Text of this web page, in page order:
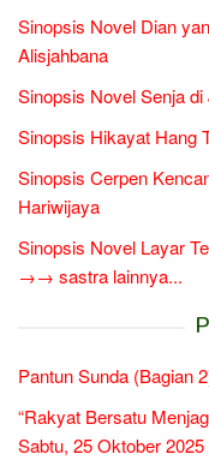
Sinopsis Novel Dian
Alisjahbana
Sinopsis Novel Senja
Sinopsis Hikayat Hang
Sinopsis Cerpen
Hariwijaya
Sinopsis Novel Layar
→→ sastra lainnya...
Pantun Sunda (Bagian
“Rakyat Bersatu
Sabtu, 25 Oktober 2025